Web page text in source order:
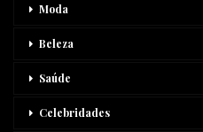
Moda
Beleza
Saúde
Celebridades